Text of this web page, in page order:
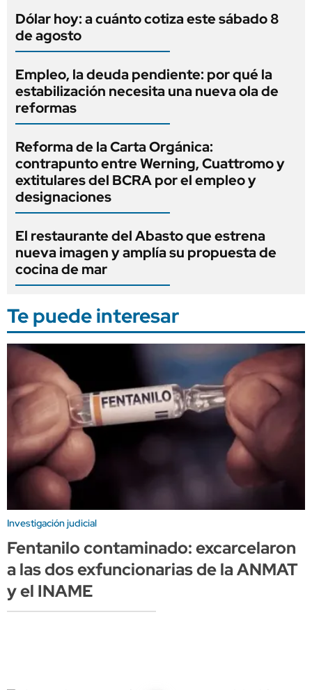
Dólar hoy: a cuánto cotiza este sábado 8
de agosto
Empleo, la deuda pendiente: por qué la
estabilización necesita una nueva ola de
reformas
Reforma de la Carta Orgánica:
contrapunto entre Werning, Cuattromo y
extitulares del BCRA por el empleo y
designaciones
El restaurante del Abasto que estrena
nueva imagen y amplía su propuesta de
cocina de mar
Te puede interesar
Investigación judicial
Fentanilo contaminado: excarcelaron
a las dos exfuncionarias de la ANMAT
y el INAME